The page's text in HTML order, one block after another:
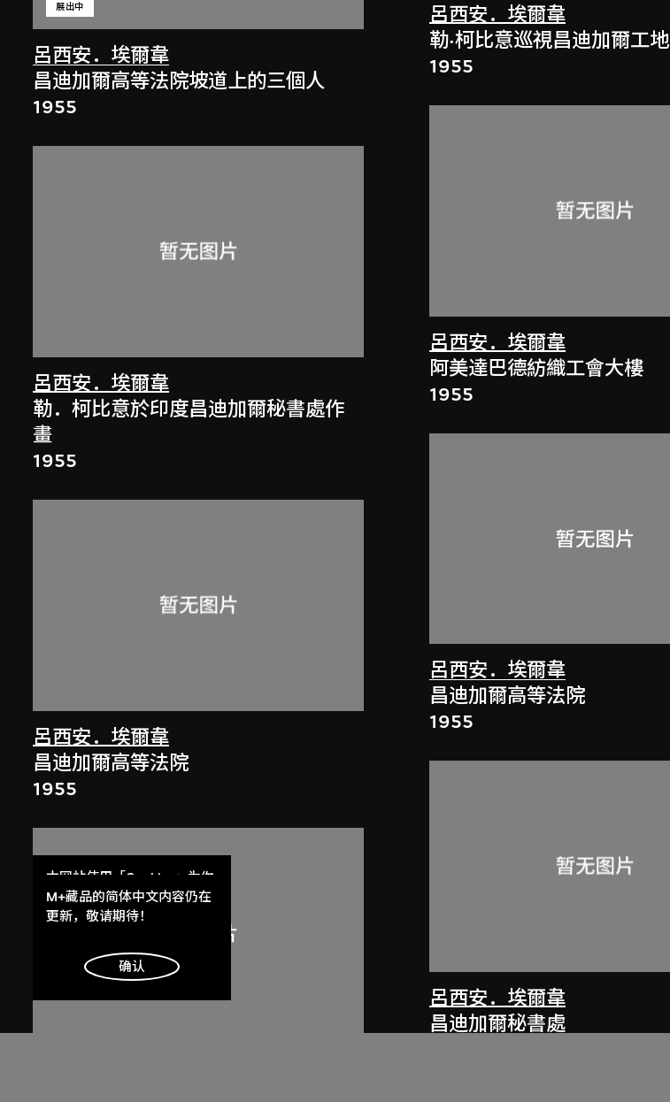
呂西安．埃爾韋
展出中
昌迪加爾高等法院坡道上的三個人
1955
呂西安．埃爾韋
勒．柯比意於印度昌迪加爾秘書處作
畫
1955
呂西安．埃爾韋
昌迪加爾高等法院
1955
呂西安．埃爾韋
勒·柯比意巡視昌迪加爾工地
1955
呂西安．埃爾韋
阿美達巴德紡織工會大樓
1955
呂西安．埃爾韋
昌迪加爾高等法院
1955
呂西安．埃爾韋
昌迪加爾秘書處
本网站使用「Cookies」为你
提供最好的网站体验。
了解更多
明白
M+藏品的简体中文内容仍在
更新，敬请期待！
确认